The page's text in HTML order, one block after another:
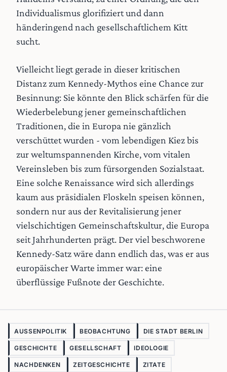
Individualismus glorifiziert und dann
händeringend nach gesellschaftlichem Kitt
sucht.
Vielleicht liegt gerade in dieser kritischen
Distanz zum Kennedy-Mythos eine Chance zur
Besinnung: Sie könnte den Blick schärfen für die
Wiederbelebung jener gemeinschaftlichen
Traditionen, die in Europa nie gänzlich
verschüttet wurden - vom lebendigen Kiez bis
zur weltumspannenden Kirche, vom vitalen
Vereinsleben bis zum fürsorgenden Sozialstaat.
Eine solche Renaissance wird sich allerdings
kaum aus präsidialen Floskeln speisen können,
sondern nur aus der Revitalisierung jener
vielschichtigen Gemeinschaftskultur, die Europa
seit Jahrhunderten prägt. Der viel beschworene
Kennedy-Satz wäre dann endlich das, was er aus
europäischer Warte immer war: eine
überflüssige Fußnote der Geschichte.
AUSSENPOLITIK BEOBACHTUNG DIE STADT BERLIN
GESCHICHTE GESELLSCHAFT IDEOLOGIE
NACHDENKEN ZEITGESCHICHTE ZITATE